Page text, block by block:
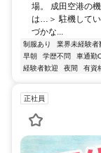
場。 成田空港の
は…＞ 駐機して
づかな...
制服あり 業界未経験者
早朝
学歴不問 車通勤
経験者歓迎
夜間 有資
正社員